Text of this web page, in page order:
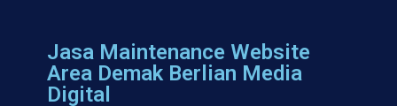
Jasa Maintenance Website
Area Demak Berlian Media
Digital